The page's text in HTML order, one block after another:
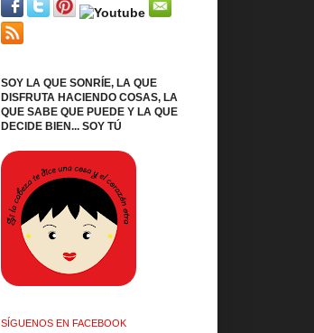
SOY LA QUE SONRÍE, LA QUE
DISFRUTA HACIENDO COSAS, LA
QUE SABE QUE PUEDE Y LA QUE
DECIDE BIEN... SOY TÚ
SÍGUENOS EN FACEBOOK